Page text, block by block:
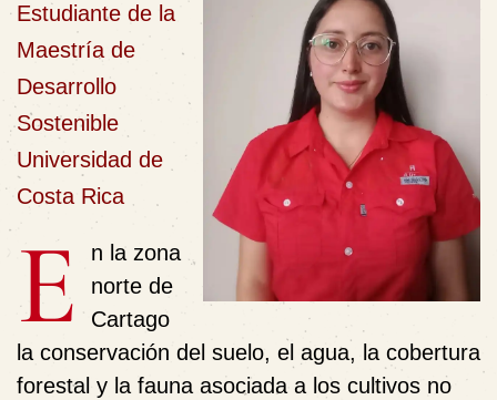
Estudiante de la
Maestría de
Desarrollo
Sostenible
Universidad de
Costa Rica
E
n la zona
norte de
Cartago
la conservación del suelo, el agua, la cobertura
forestal y la fauna asociada a los cultivos no